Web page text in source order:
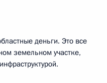
деньги. Это все
земельном участке,